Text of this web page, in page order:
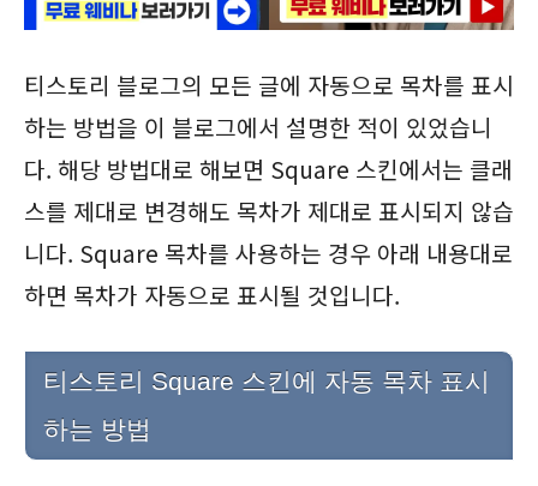
티스토리 블로그의 모든 글에 자동으로 목차를 표시
하는 방법을 이 블로그에서 설명한 적이 있었습니
다. 해당 방법대로 해보면 Square 스킨에서는 클래
스를 제대로 변경해도 목차가 제대로 표시되지 않습
니다. Square 목차를 사용하는 경우 아래 내용대로
하면 목차가 자동으로 표시될 것입니다.
티스토리 Square 스킨에 자동 목차 표시
하는 방법